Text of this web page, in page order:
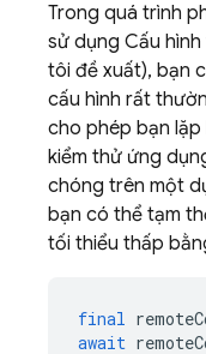
Trong quá trình
sử dụng Cấu
tôi đề xuất), bạn
cấu hình rất
cho phép bạn lặp
kiểm thử ứng
chóng trên một
bạn có thể tạm
tối thiểu thấp
final
await